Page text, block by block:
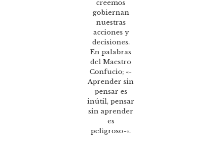
creemos
gobiernan
nuestras
acciones y
decisiones.
En palabras
del Maestro
Confucio; «-
Aprender sin
pensar es
inútil, pensar
sin aprender
es
peligroso-«.